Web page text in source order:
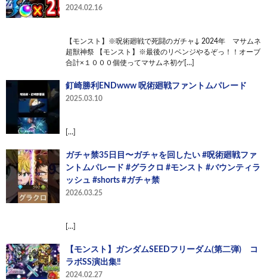
2024.02.16
【モンスト】※呪術廻戦で死闘のガチャ↓ 2024年 マサムネ
超獣神祭 【モンスト】※最後のリベンジやるぞっ！！オーブ
合計×１０００個使ってマサムネ初ゲ[…]
釘崎勝利ENDwww 呪術廻戦ファントムパレード
2025.03.10
[…]
ガチャ禁35日目〜ガチャを回したい #呪術廻戦ファ
ントムパレード #グラクロ #モンスト #バウンティラ
ッシュ #shorts #ガチャ禁
2026.03.25
[…]
【モンスト】ガンダムSEEDフリーダム(第二弾) コ
ラボSS演出集‼︎
2024.02.27